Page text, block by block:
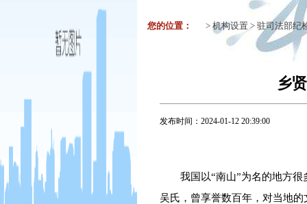
您的位置： > 机构设置 > 驻司法部纪
乡
发布时间： 2024-01-12 20:39:00
我国以“南山”为名的地方很
吴氏，曾享誉数百年，对当地